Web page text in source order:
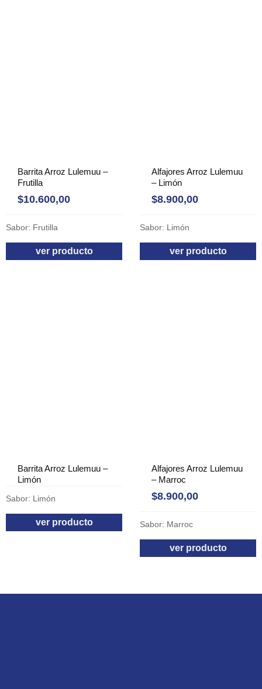
Barrita Arroz Lulemuu –
Frutilla
$10.600,00
Sabor: Frutilla
ver producto
Alfajores Arroz Lulemuu
– Limón
$8.900,00
Sabor: Limón
ver producto
Barrita Arroz Lulemuu –
Limón
Sabor: Limón
ver producto
Alfajores Arroz Lulemuu
– Marroc
$8.900,00
Sabor: Marroc
ver producto